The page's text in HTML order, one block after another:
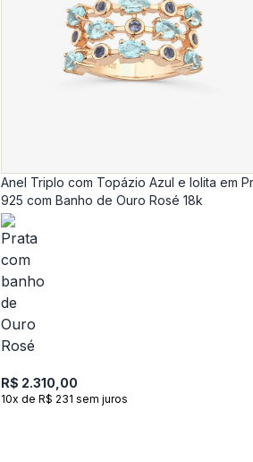
Anel Triplo com Topázio Azul e Iolita em
925 com Banho de Ouro Rosé 18k
R$ 2.310,00
10x de R$ 231 sem juros